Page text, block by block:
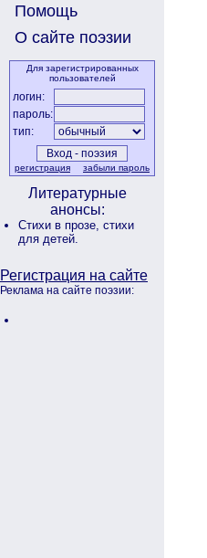
Помощь
О сайте поэзии
Для зарегистрированных
пользователей
логин:
пароль:
тип:
регистрация забыли пароль
Литературные
анонсы:
Стихи в прозе, стихи
для детей.
Регистрация на сайте
Реклама на сайте поэзии: